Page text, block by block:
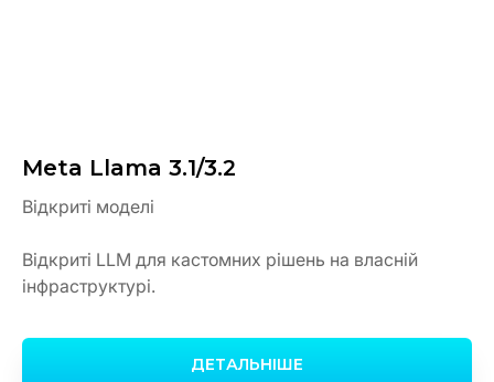
Meta Llama 3.1/3.2
Відкриті моделі
Відкриті LLM для кастомних рішень на власній
інфраструктурі.
ДЕТАЛЬНІШЕ